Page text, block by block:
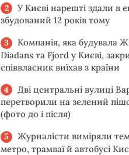
У Києві нарешті здали в
збудований 12 років тому
Компанія, яка будувала
Diadans та Fjord у Києві,
співвласник виїхав з країни
Дві центральні вулиці
перетворили на зелений
(фото до і після)
Журналісти виміряли
метро, трамваї й автобусі